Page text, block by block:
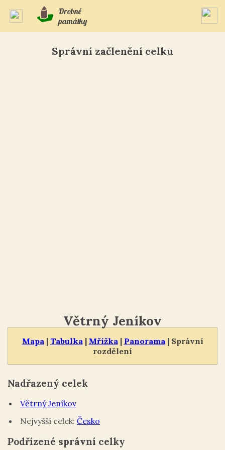
Drobné
památky
Správní začlenění celku
Mapa | Tabulka | Mřížka | Panorama | Správní
rozdělení
Větrný Jeníkov
Nadřazený celek
Větrný Jeníkov
Nejvyšší celek: Česko
Podřízené správní celky